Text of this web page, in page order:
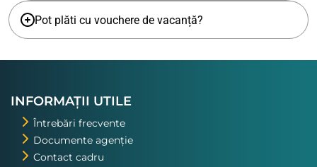
Pot plăti cu vouchere de vacanță?
INFORMAȚII UTILE
Întrebări frecvente
Documente agenție
Contact cadru